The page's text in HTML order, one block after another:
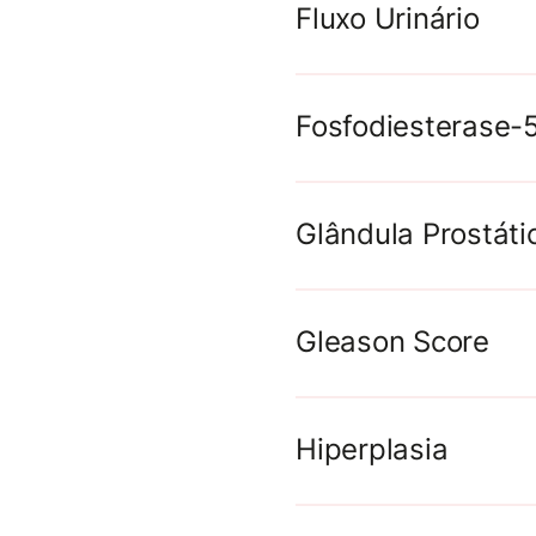
Fluxo Urinário
Fosfodiesterase-
Glândula
Gleason Score
Hiperplasia